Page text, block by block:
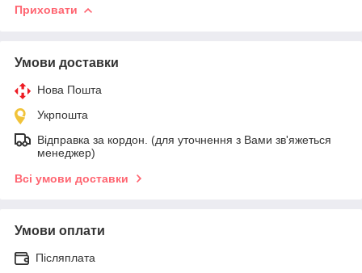
Приховати
Умови доставки
Нова Пошта
Укрпошта
Відправка за кордон. (для уточнення з Вами зв'яжеться
менеджер)
Всі умови доставки
Умови оплати
Післяплата